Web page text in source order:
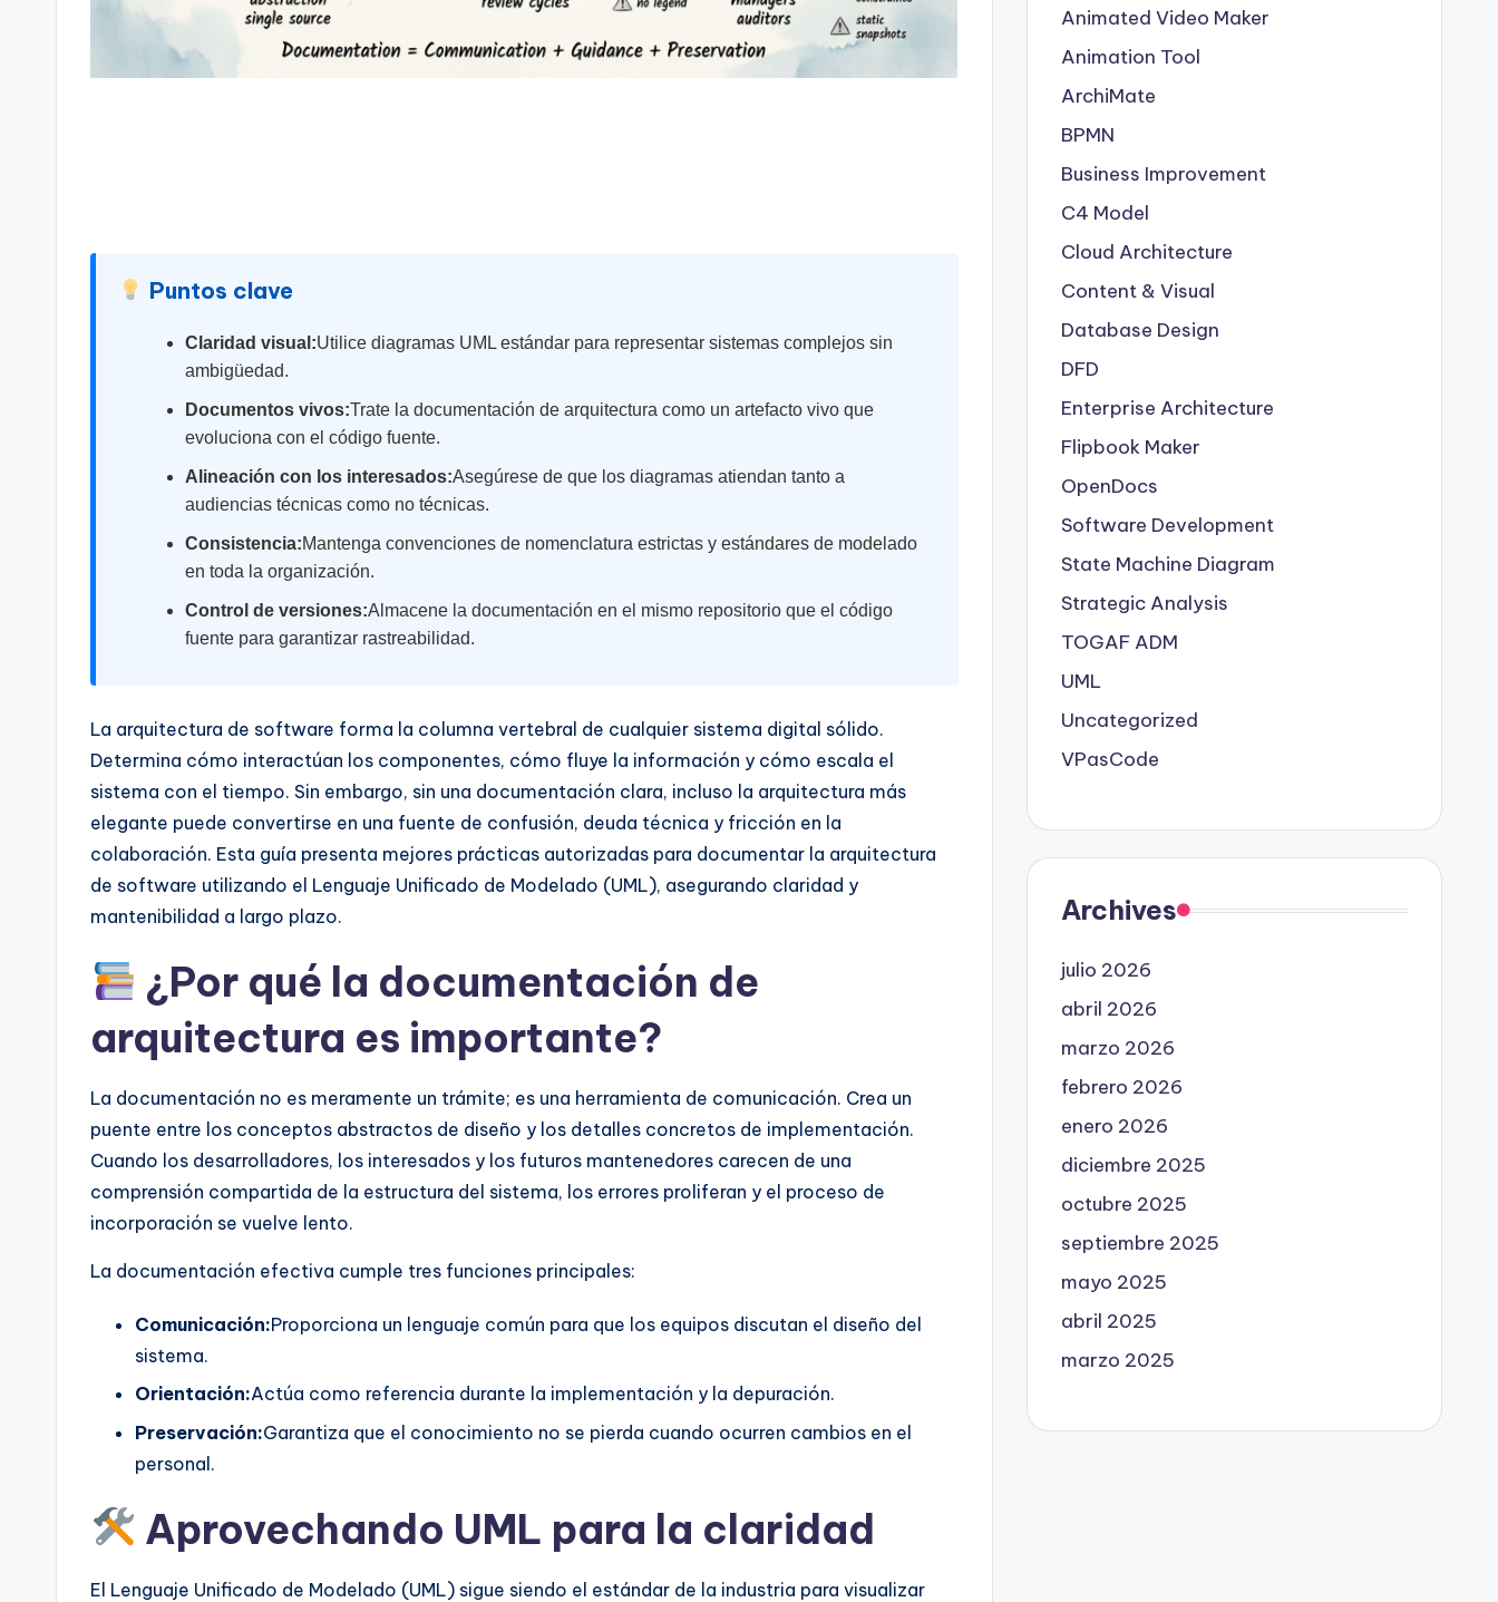
tr
Puntos clave
Claridad visual:Utilice diagramas UML estándar para representar sistemas complejos sin
ambigüedad.
Documentos vivos:Trate la documentación de arquitectura como un artefacto vivo que
evoluciona con el código fuente.
Alineación con los interesados:Asegúrese de que los diagramas atiendan tanto a
audiencias técnicas como no técnicas.
Consistencia:Mantenga convenciones de nomenclatura estrictas y estándares de modelado
en toda la organización.
Control de versiones:Almacene la documentación en el mismo repositorio que el código
fuente para garantizar rastreabilidad.
La arquitectura de software forma la columna vertebral de cualquier sistema digital sólido.
Determina cómo interactúan los componentes, cómo fluye la información y cómo escala el
sistema con el tiempo. Sin embargo, sin una documentación clara, incluso la arquitectura más
elegante puede convertirse en una fuente de confusión, deuda técnica y fricción en la
colaboración. Esta guía presenta mejores prácticas autorizadas para documentar la arquitectura
de software utilizando el Lenguaje Unificado de Modelado (UML), asegurando claridad y
mantenibilidad a largo plazo.
¿Por qué la documentación de
arquitectura es importante?
La documentación no es meramente un trámite; es una herramienta de comunicación. Crea un
puente entre los conceptos abstractos de diseño y los detalles concretos de implementación.
Cuando los desarrolladores, los interesados y los futuros mantenedores carecen de una
comprensión compartida de la estructura del sistema, los errores proliferan y el proceso de
incorporación se vuelve lento.
La documentación efectiva cumple tres funciones principales:
Comunicación:Proporciona un lenguaje común para que los equipos discutan el diseño del
sistema.
Orientación:Actúa como referencia durante la implementación y la depuración.
Preservación:Garantiza que el conocimiento no se pierda cuando ocurren cambios en el
personal.
Aprovechando UML para la claridad
El Lenguaje Unificado de Modelado (UML) sigue siendo el estándar de la industria para visualizar
Animated Video Maker
Animation Tool
ArchiMate
BPMN
Business Improvement
C4 Model
Cloud Architecture
Content & Visual
Database Design
DFD
Enterprise Architecture
Flipbook Maker
OpenDocs
Software Development
State Machine Diagram
Strategic Analysis
TOGAF ADM
UML
Uncategorized
VPasCode
Archives
julio 2026
abril 2026
marzo 2026
febrero 2026
enero 2026
diciembre 2025
octubre 2025
septiembre 2025
mayo 2025
abril 2025
marzo 2025